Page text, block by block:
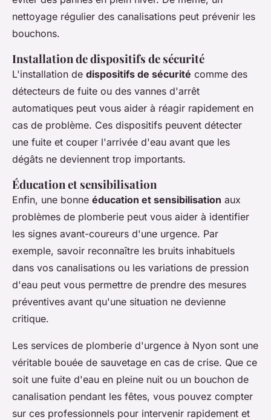
nettoyage régulier des canalisations peut prévenir les
bouchons.
Installation de dispositifs de sécurité
L'installation de dispositifs de sécurité comme des
détecteurs de fuite ou des vannes d'arrêt
automatiques peut vous aider à réagir rapidement en
cas de problème. Ces dispositifs peuvent détecter
une fuite et couper l'arrivée d'eau avant que les
dégâts ne deviennent trop importants.
Éducation et sensibilisation
Enfin, une bonne éducation et sensibilisation aux
problèmes de plomberie peut vous aider à identifier
les signes avant-coureurs d'une urgence. Par
exemple, savoir reconnaître les bruits inhabituels
dans vos canalisations ou les variations de pression
d'eau peut vous permettre de prendre des mesures
préventives avant qu'une situation ne devienne
critique.
Les services de plomberie d'urgence à Nyon sont une
véritable bouée de sauvetage en cas de crise. Que ce
soit une fuite d'eau en pleine nuit ou un bouchon de
canalisation pendant les fêtes, vous pouvez compter
sur ces professionnels pour intervenir rapidement et